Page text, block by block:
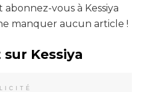
vous à Kessiya
manquer aucun article !
Kessiya